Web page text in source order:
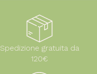
Spedizione gratuita da
120€